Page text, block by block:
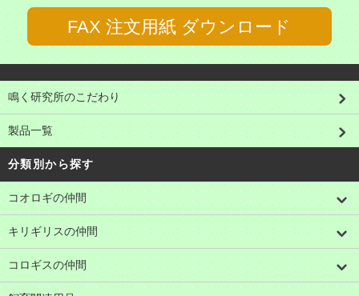
FAX 注文用紙 ダウンロード
鳴く研究所のこだわり
製品一覧
分類別から探す
コオロギの仲間
キリギリスの仲間
コロギスの仲間